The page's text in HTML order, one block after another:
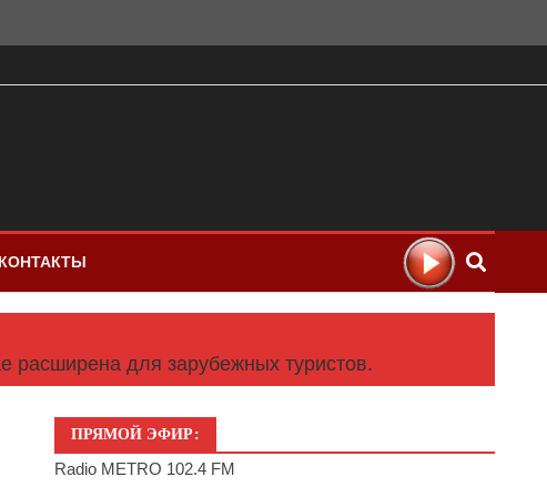
КОНТАКТЫ
расширена для зарубежных туристов.
ПРЯМОЙ ЭФИР:
Radio METRO 102.4 FM